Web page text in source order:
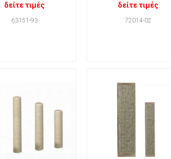
δείτε τιμές
63151-93
δείτε τιμές
72014-02